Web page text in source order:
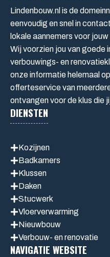
Lindenbouw.nl is de
eenvoudig en snel in
lokale aannemers voor
Wij voorzien jou van goede
verbouwings- en
onze informatie helemaal
offerteservice van
ontvangen voor de klus die
DIENSTEN
Kozijnen
Badkamers
Klussen
Daken
Stucwerk
Vloerverwarming
Nieuwbouw
Verbouw- en renovatie
NAVIGATIE WEBSITE